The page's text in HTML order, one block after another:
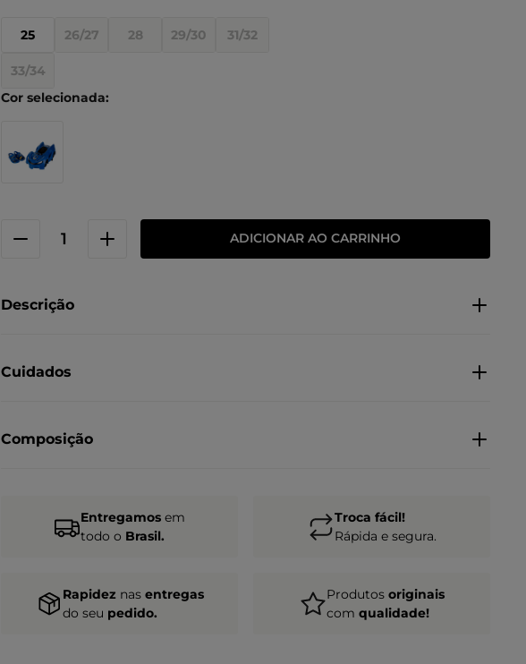
25 26/27 28 29/30 31/32
33/34
ADICIONAR AO CARRINHO
Descrição
Cuidados
Composição
Entregamos em
todo o Brasil.
Troca fácil!
Rápida e segura.
Rapidez nas entregas
do seu pedido.
Produtos originais
com qualidade!